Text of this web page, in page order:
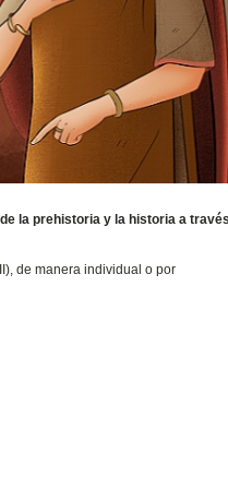
la prehistoria y la historia a
de manera individual o por